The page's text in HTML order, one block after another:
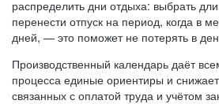
распределить дни отдыха: выбрать
перенести отпуск на период, когда в
дней, — это поможет не потерять в
Производственный календарь даёт
процесса единые ориентиры и
связанных с оплатой труда и учётом